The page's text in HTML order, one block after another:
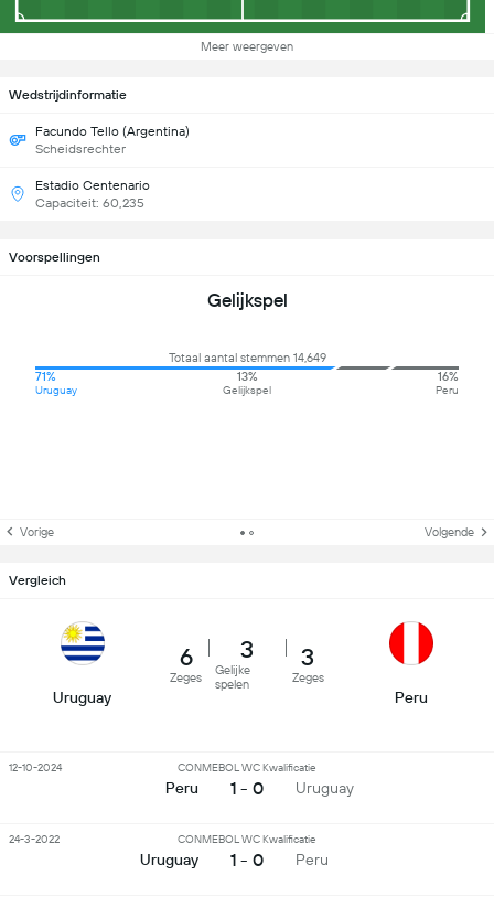
Meer weergeven
Wedstrijdinformatie
Facundo Tello (Argentina)
Scheidsrechter
Estadio Centenario
Capaciteit: 60,235
Voorspellingen
Gelijkspel
Totaal aantal stemmen 14,649
71%
Uruguay
13%
Gelijkspel
16%
Peru
Vorige Volgende
Vergleich
Uruguay
6
Zeges
3
Gelijke
spelen
3
Zeges
Peru
Peru
CONMEBOL WC Kwalificatie
1 - 0 Uruguay
12-10-2024
Uruguay
CONMEBOL WC Kwalificatie
1 - 0 Peru
24-3-2022